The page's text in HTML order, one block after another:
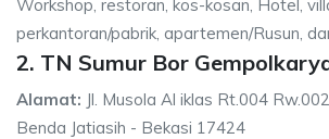
Workshop, restoran, kos-kosan, Hotel,
perkantoran/pabrik, apartemen/Rusun,
2. TN Sumur Bor
Alamat: Jl. Musola Al iklas Rt.004
Benda Jatiasih - Bekasi 17424